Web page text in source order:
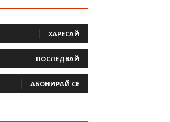
ХАРЕСАЙ
ПОСЛЕДВАЙ
АБОНИРАЙ СЕ